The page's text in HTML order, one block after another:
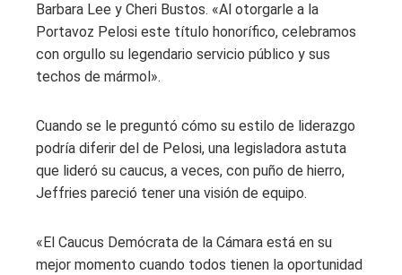
Barbara Lee y Cheri Bustos. «Al otorgarle a la
Portavoz Pelosi este título honorífico, celebramos
con orgullo su legendario servicio público y sus
techos de mármol».
Cuando se le preguntó cómo su estilo de liderazgo
podría diferir del de Pelosi, una legisladora astuta
que lideró su caucus, a veces, con puño de hierro,
Jeffries pareció tener una visión de equipo.
«El Caucus Demócrata de la Cámara está en su
mejor momento cuando todos tienen la oportunidad